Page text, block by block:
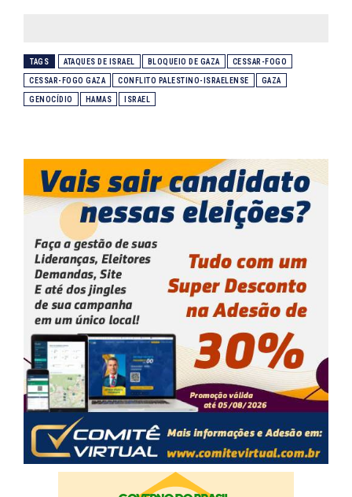
TAGS ATAQUES DE ISRAEL BLOQUEIO DE GAZA CESSAR-FOGO
CESSAR-FOGO GAZA CONFLITO PALESTINO-ISRAELENSE GAZA
GENOCÍDIO HAMAS ISRAEL